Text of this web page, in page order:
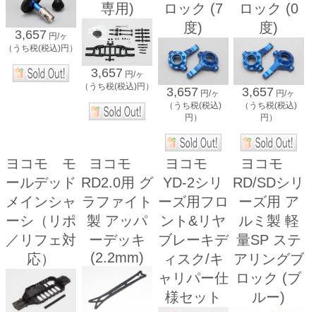
3,657 円/ヶ
（うち税(税込)円）
専用)
3,657 円/ヶ
（うち税(税込)円）
ロック (7
度)
3,657 円/ヶ
（うち税(税込)
円）
ロック (0
度)
3,657 円/ヶ
（うち税(税込)
円）
ヨコモ モ
ールデッド
メインシャ
ーシ（リポ
／リフェ対
応）
ヨコモ
RD2.0用 グ
ラファイト
製 アッパ
ーデッキ
(2.2mm)
ヨコモ
YD-2シリ
ーズ用フロ
ント&リヤ
ブレーキデ
ィスク/キ
ャリパー仕
様セット
ヨコモ
RD/SDシリ
ーズ用 ア
ルミ製 軽
量SP ステ
アリングブ
ロック (ブ
ルー)